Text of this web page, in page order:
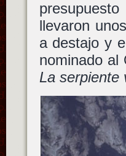
llevaron
a destajo y
nominado al
La serpiente